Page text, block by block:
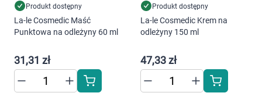
Produkt dostępny
La-le Cosmedic Maść
Punktowa na odleżyny 60 ml
31,31 zł
Produkt dostępny
La-le Cosmedic Krem na
odleżyny 150 ml
47,33 zł